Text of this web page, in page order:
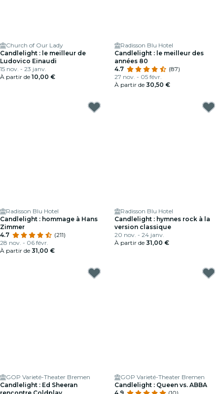
Church of Our Lady
Candlelight : le meilleur de
Ludovico Einaudi
15 nov. - 23 janv.
À partir de 10,00 €
Radisson Blu Hotel
Candlelight : le meilleur des
années 80
4.7
(87)
27 nov. - 05 févr.
À partir de 30,50 €
Radisson Blu Hotel
Candlelight : hommage à Hans
Zimmer
4.7
(211)
28 nov. - 06 févr.
À partir de 31,00 €
Radisson Blu Hotel
Candlelight : hymnes rock à la
version classique
20 nov. - 24 janv.
À partir de 31,00 €
GOP Varieté-Theater Bremen
Candlelight : Ed Sheeran
GOP Varieté-Theater Bremen
Candlelight : Queen vs. ABBA